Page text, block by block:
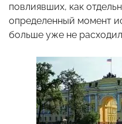
повлиявших, как
определенный момент
больше уже не